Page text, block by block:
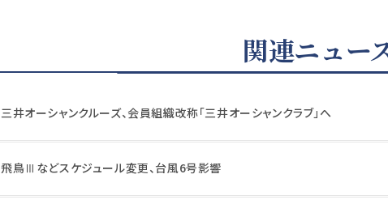
関連ニュー
三井オーシャンクルーズ、会員組織改称「三井オーシャンクラブ」へ
飛鳥Ⅲなどスケジュール変更、台風6号影響